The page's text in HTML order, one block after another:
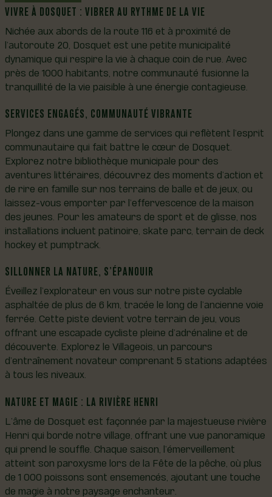
VIVRE À DOSQUET : VIBRER AU RYTHME DE LA VIE
Nichée aux abords de la route 116 et à proximité de
l’autoroute 20, Dosquet est une petite municipalité
dynamique qui respire la vie à chaque coin de rue. Avec
près de 1000 habitants, notre communauté fusionne la
tranquillité de la vie paisible à une énergie contagieuse.
SERVICES ENGAGÉS, COMMUNAUTÉ VIBRANTE
Plongez dans une gamme de services qui reflètent l’esprit
communautaire qui fait battre le cœur de Dosquet.
Explorez notre bibliothèque municipale pour des
aventures littéraires, découvrez des moments d’action et
de rire en famille sur nos terrains de balle et de jeux, ou
laissez-vous emporter par l’effervescence de la maison
des jeunes. Pour les amateurs de sport et de glisse, nos
installations incluent patinoire, skate parc, terrain de deck
hockey et pumptrack.
SILLONNER LA NATURE, S’ÉPANOUIR
Éveillez l’explorateur en vous sur notre piste cyclable
asphaltée de plus de 6 km, tracée le long de l’ancienne voie
ferrée. Cette piste devient votre terrain de jeu, vous
offrant une escapade cycliste pleine d’adrénaline et de
découverte. Explorez le Villageois, un parcours
d’entraînement novateur comprenant 5 stations adaptées
à tous les niveaux.
NATURE ET MAGIE : LA RIVIÈRE HENRI
L’âme de Dosquet est façonnée par la majestueuse rivière
Henri qui borde notre village, offrant une vue panoramique
qui prend le souffle. Chaque saison, l’émerveillement
atteint son paroxysme lors de la Fête de la pêche, où plus
de 1 000 poissons sont ensemencés, ajoutant une touche
de magie à notre paysage enchanteur.